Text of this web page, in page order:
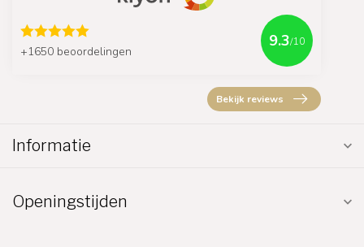
+1650 beoordelingen
9.3/10
Bekijk reviews
Informatie
Openingstijden